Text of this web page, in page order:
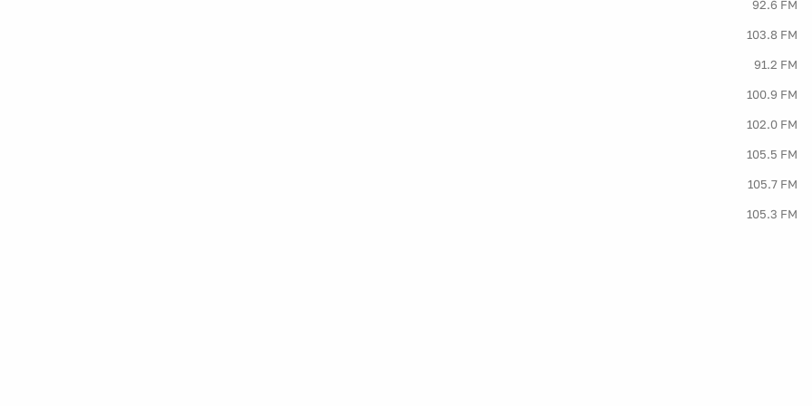
92.6 FM
103.8 FM
91.2 FM
100.9 FM
102.0 FM
105.5 FM
105.7 FM
105.3 FM